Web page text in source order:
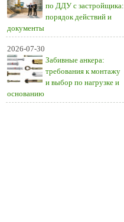
по ДДУ с застройщика:
порядок действий и
документы
2026-07-30
Забивные анкера:
требования к монтажу
и выбор по нагрузке и
основанию